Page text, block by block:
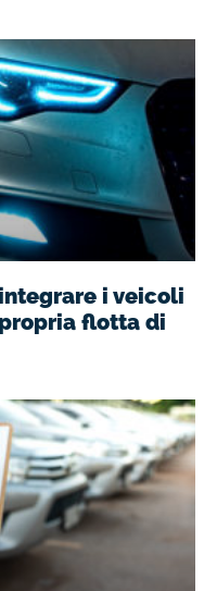
i veicoli
flotta di